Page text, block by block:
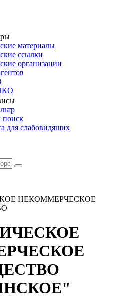
материалы
ссылки
организации
поиск
для слабовидящих
НЕКОММЕРЧЕСКОЕ